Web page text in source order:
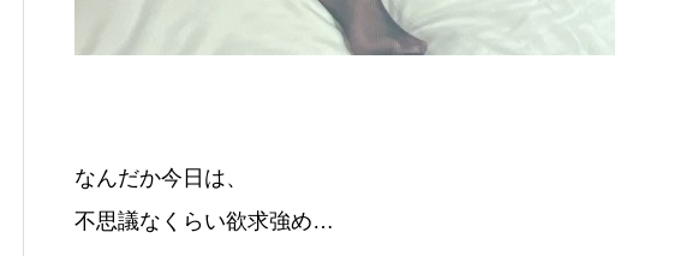
なんだか今日は、
不思議なくらい欲求強め…